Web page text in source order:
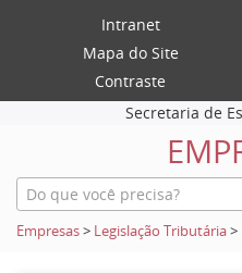
Intranet
Mapa do Site
Contraste
Secretaria de
Empresas> Legislação Tributária>